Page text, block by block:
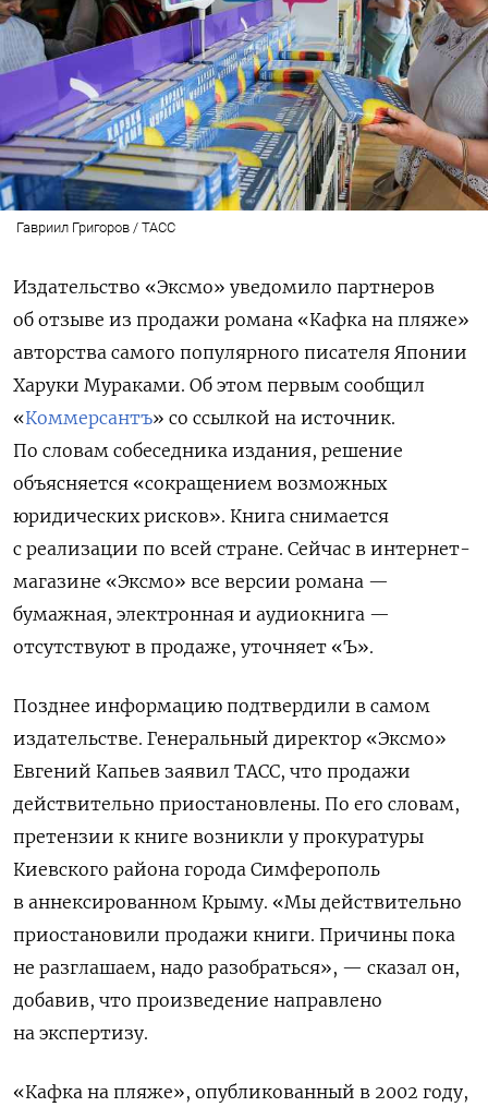
Гавриил Григоров / ТАСС
Издательство «Эксмо» уведомило партнеров
об отзыве из продажи романа «Кафка на пляже»
авторства самого популярного писателя Японии
Харуки Мураками. Об этом первым сообщил
«Коммерсантъ» со ссылкой на источник.
По словам собеседника издания, решение
объясняется «сокращением возможных
юридических рисков». Книга снимается
с реализации по всей стране. Сейчас в интернет-
магазине «Эксмо» все версии романа —
бумажная, электронная и аудиокнига —
отсутствуют в продаже, уточняет «Ъ».
Позднее информацию подтвердили в самом
издательстве. Генеральный директор «Эксмо»
Евгений Капьев заявил ТАСС, что продажи
действительно приостановлены. По его словам,
претензии к книге возникли у прокуратуры
Киевского района города Симферополь
в аннексированном Крыму. «Мы действительно
приостановили продажи книги. Причины пока
не разглашаем, надо разобраться», — сказал он,
добавив, что произведение направлено
на экспертизу.
«Кафка на пляже», опубликованный в 2002 году,